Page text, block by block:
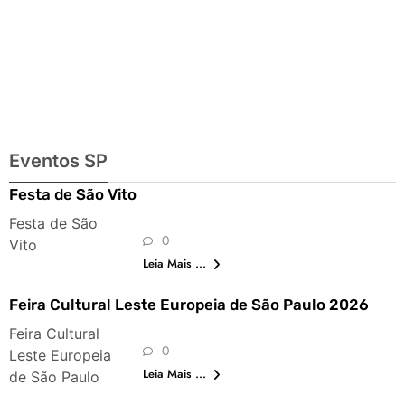
Eventos SP
Festa de São Vito
Festa de São
Vito
0
Leia Mais ...
Feira Cultural Leste Europeia de São Paulo 2026
Feira Cultural
Leste Europeia
de São Paulo
0
Leia Mais ...